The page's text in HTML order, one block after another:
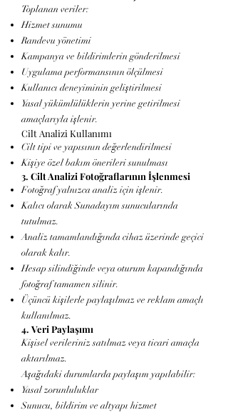
Toplanan veriler:
Hizmet sunumu
Randevu yönetimi
Kampanya ve bildirimlerin gönderilmesi
Uygulama performansının ölçülmesi
Kullanıcı deneyiminin geliştirilmesi
Yasal yükümlülüklerin yerine getirilmesi
amaçlarıyla işlenir.
Cilt Analizi Kullanımı
Cilt tipi ve yapısının değerlendirilmesi
Kişiye özel bakım önerileri sunulması
3. Cilt Analizi Fotoğraflarının İşlenmesi
Fotoğraf yalnızca analiz için işlenir.
Kalıcı olarak Sunadayım sunucularında
tutulmaz.
Analiz tamamlandığında cihaz üzerinde geçici
olarak kalır.
Hesap silindiğinde veya oturum kapandığında
fotoğraf tamamen silinir.
Üçüncü kişilerle paylaşılmaz ve reklam amaçlı
kullanılmaz.
4. Veri Paylaşımı
Kişisel verileriniz satılmaz veya ticari amaçla
aktarılmaz.
Aşağıdaki durumlarda paylaşım yapılabilir:
Yasal zorunluluklar
Sunucu, bildirim ve altyapı hizmet